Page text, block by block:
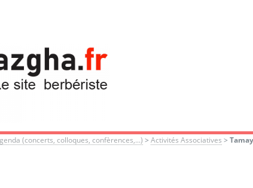
(concerts, colloques, confèrences,...) >Activités Associatives >